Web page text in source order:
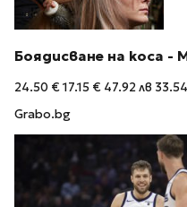
Боядисване на коса -
24.50 €17.15 € 47.92 лв
Grabo.bg